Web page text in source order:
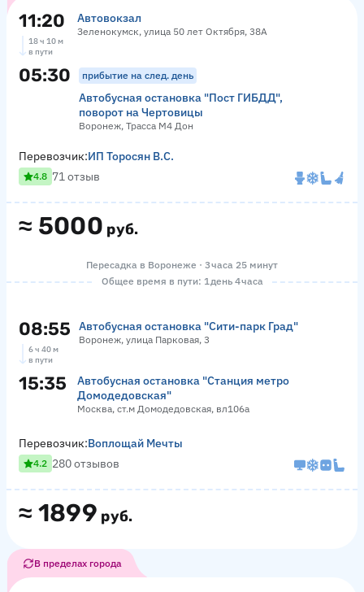
11:20 Автовокзал
Зеленокумск, улица 50 лет Октября, 38А
18 ч 10 м
в пути
05:30 прибытие на след. день
Автобусная остановка "Пост ГИБДД",
поворот на Чертовицы
Воронеж, Трасса М4 Дон
≈ 5000 руб.
Перевозчик:ИП Торосян В.С.
4.8 71 отзыв
Пересадка в Воронеже · 3 часа 25 минут
Общее время в пути: 1 день 4 часа
08:55 Автобусная остановка "Сити-парк Град"
Воронеж, улица Парковая, 3
6 ч 40 м
в пути
15:35
Автобусная остановка "Станция метро
Домодедовская"
Москва, ст.м Домодедовская, вл106а
≈ 1899 руб.
Перевозчик:Воплощай Мечты
4.2 280 отзывов
В пределах города